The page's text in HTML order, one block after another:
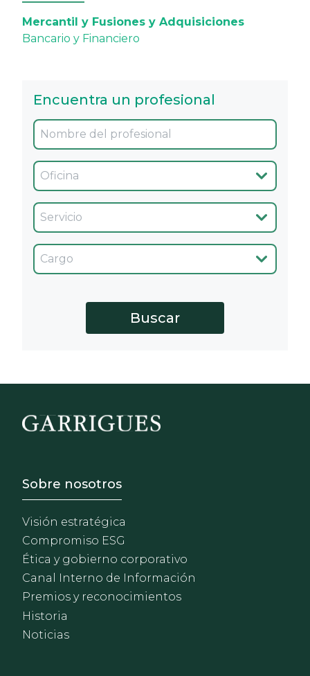
Mercantil y Fusiones y Adquisiciones
Bancario y Financiero
Encuentra un profesional
Oficina
Servicio
Cargo
Footer - Sobre Nosotros
Sobre nosotros
Visión estratégica
Compromiso ESG
Ética y gobierno corporativo
Canal Interno de Información
Premios y reconocimientos
Historia
Noticias